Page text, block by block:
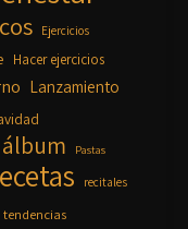
Ejercicios
Hacer ejercicios
Lanzamiento
Pastas
recitales
tendencias